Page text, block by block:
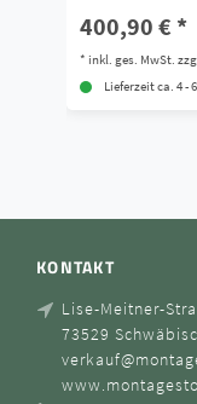
400,90 € *
*inkl. ges. MwSt.
Lieferzeit ca. 4 -
KONTAKT
Lise-Meitner-
73529